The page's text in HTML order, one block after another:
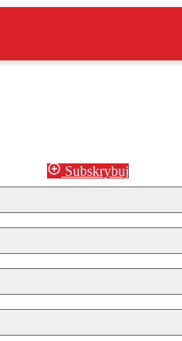
Subskrybuj